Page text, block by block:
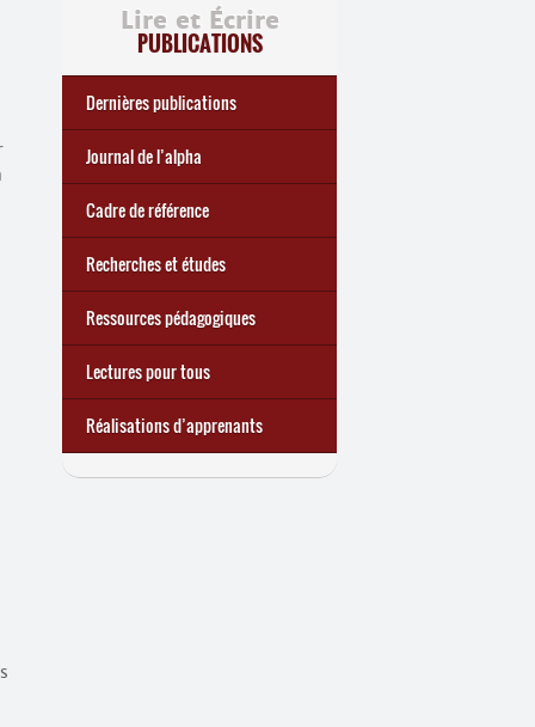
Lire et Écrire
PUBLICATIONS
Dernières publications
Réforme des allocations de
chômage : premiers bilans
🎬 L’alpha populaire : c’est
Statistiques 2025 sur les
apprenant ·es à Lire et Écrire
Journal de l’alpha 241 (2
trimestre 2026) : Militer pour
... Tous les articles
Journal de l’alpha
Cadre de référence
Recherches et études
Ressources pédagogiques
Lectures pour tous
Réalisations d’apprenants